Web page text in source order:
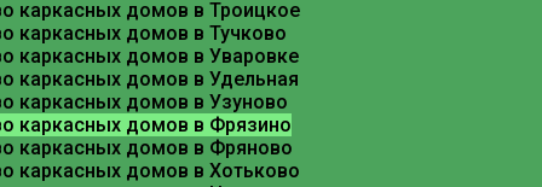
каркасных домов в Троицкое
каркасных домов в Тучково
каркасных домов в Уваровке
каркасных домов в Удельная
каркасных домов в Узуново
каркасных домов в Фрязино
каркасных домов в Фряново
каркасных домов в Хотьково